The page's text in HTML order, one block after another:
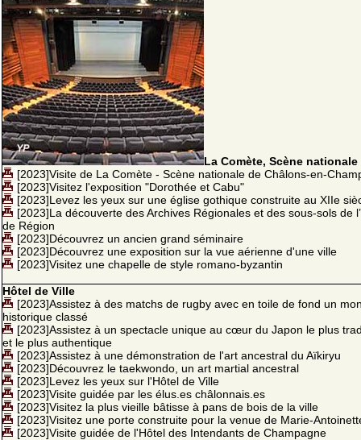
La Comète, Scène nationale
[2023]Visite de La Comète - Scène nationale de Châlons-en-
[2023]Visitez l'exposition "Dorothée et Cabu"
[2023]Levez les yeux sur une église gothique construite au XIIe
[2023]La découverte des Archives Régionales et des sous-sols de
de Région
[2023]Découvrez un ancien grand séminaire
[2023]Découvrez une exposition sur la vue aérienne d'une ville
[2023]Visitez une chapelle de style romano-byzantin
Hôtel de Ville
[2023]Assistez à des matchs de rugby avec en toile de fond un
historique classé
[2023]Assistez à un spectacle unique au cœur du Japon le plus
et le plus authentique
[2023]Assistez à une démonstration de l'art ancestral du Aïkiryu
[2023]Découvrez le taekwondo, un art martial ancestral
[2023]Levez les yeux sur l'Hôtel de Ville
[2023]Visite guidée par les élus.es châlonnais.es
[2023]Visitez la plus vieille bâtisse à pans de bois de la ville
[2023]Visitez une porte construite pour la venue de Marie-
[2023]Visite guidée de l'Hôtel des Intendants de Champagne